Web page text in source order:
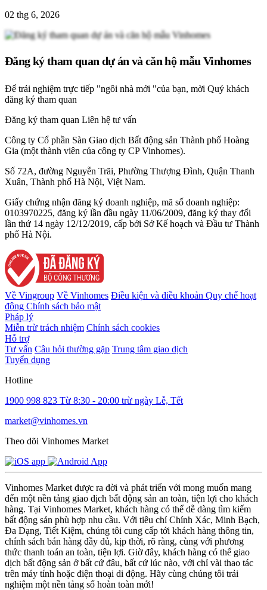
02 thg 6, 2026
Đăng ký tham quan dự án và căn hộ mẫu Vinhomes
Để trải nghiệm trực tiếp "ngôi nhà mới "của bạn, mời Quý khách
đăng ký tham quan
Đăng ký tham quan Liên hệ tư vấn
Công ty Cổ phần Sàn Giao dịch Bất động sản Thành phố Hoàng
Gia (một thành viên của công ty CP Vinhomes).
Số 72A, đường Nguyễn Trãi, Phường Thượng Đình, Quận Thanh
Xuân, Thành phố Hà Nội, Việt Nam.
Giấy chứng nhận đăng ký doanh nghiệp, mã số doanh nghiệp:
0103970225, đăng ký lần đầu ngày 11/06/2009, đăng ký thay đổi
lần thứ 14 ngày 12/12/2019, cấp bởi Sở Kế hoạch và Đầu tư Thành
phố Hà Nội.
Về Vingroup Về Vinhomes Điều kiện và điều khoản Quy chế hoạt
động Chính sách bảo mật
Pháp lý
Miễn trừ trách nhiệm Chính sách cookies
Hỗ trợ
Tư vấn Câu hỏi thường gặp Trung tâm giao dịch
Tuyển dụng
Hotline
1900 998 823 Từ 8:30 - 20:00 trừ ngày Lễ, Tết
market@vinhomes.vn
Theo dõi Vinhomes Market
Vinhomes Market được ra đời và phát triển với mong muốn mang
đến một nền tảng giao dịch bất động sản an toàn, tiện lợi cho khách
hàng. Tại Vinhomes Market, khách hàng có thể dễ dàng tìm kiếm
bất động sản phù hợp nhu cầu. Với tiêu chí Chính Xác, Minh Bạch,
Đa Dạng, Tiết Kiệm, chúng tôi cung cấp tới khách hàng thông tin,
chính sách bán hàng đầy đủ, kịp thời, rõ ràng, cùng với phương
thức thanh toán an toàn, tiện lợi. Giờ đây, khách hàng có thể giao
dịch bất động sản ở bất cứ đâu, bất cứ lúc nào, với chỉ vài thao tác
trên máy tính hoặc điện thoại di động. Hãy cùng chúng tôi trải
nghiệm một nền tảng số hoàn toàn mới!